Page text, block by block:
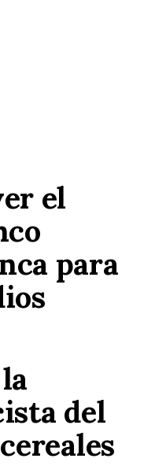
el
para
del